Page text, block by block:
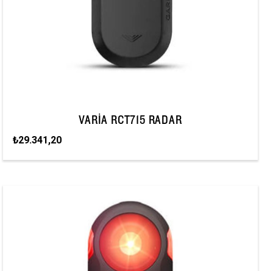
VARIA RCT715 RADAR
₺29.341,20